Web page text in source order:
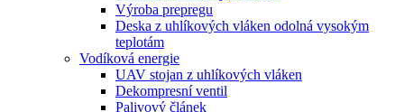
Výroba prepregu
Deska z uhlíkových vláken odolná vysokým
teplotám
Vodíková energie
UAV stojan z uhlíkových vláken
Dekompresní ventil
Palivový článek